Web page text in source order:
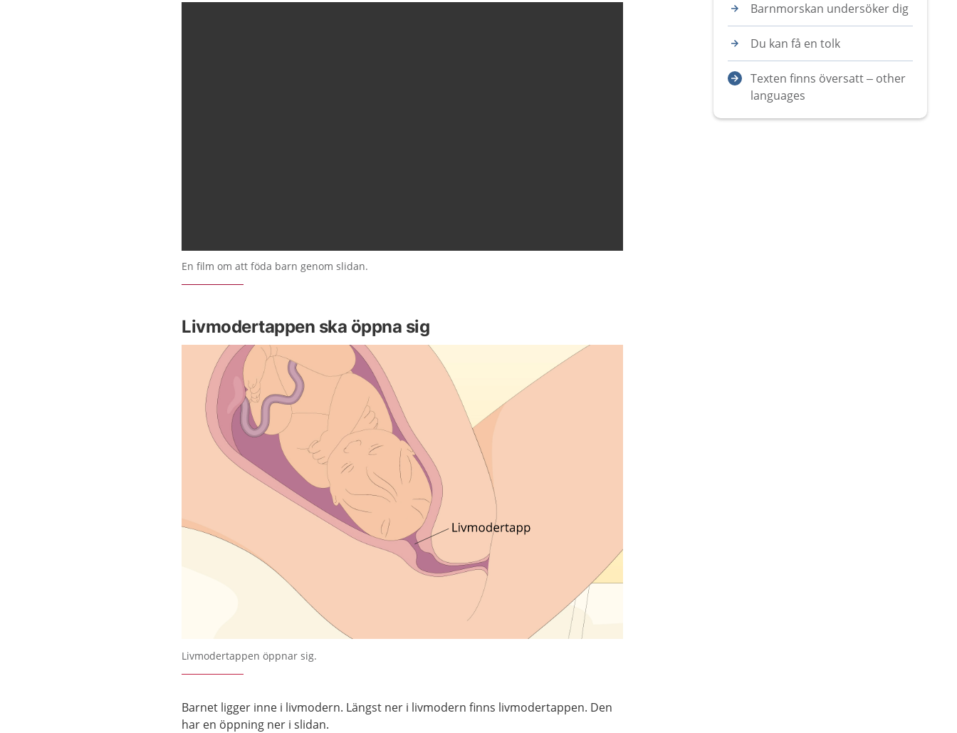
En film om att föda barn genom slidan.
Livmodertappen ska öppna sig
Livmodertappen öppnar sig.
Barnet ligger inne i livmodern. Längst ner i livmodern finns livmodertappen. Den
har en öppning ner i slidan.
Barnmorskan undersöker dig
Du kan få en tolk
Texten finns översatt – other
languages